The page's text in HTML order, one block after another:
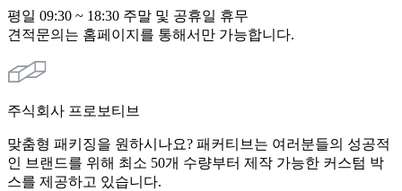
평일 09:30 ~ 18:30 주말 및 공휴일 휴무
견적문의는 홈페이지를 통해서만 가능합니다.
주식회사 프로보티브
맞춤형 패키징을 원하시나요? 패커티브는 여러분들의 성공적
인 브랜드를 위해 최소 50개 수량부터 제작 가능한 커스텀 박
스를 제공하고 있습니다.